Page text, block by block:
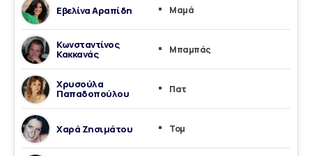
Εβελίνα Αραπίδη Μαμά
Κωνσταντίνος
Κακκανάς Μπαμπάς
Χρυσούλα
Παπαδοπούλου Πατ
Χαρά Ζησιμάτου Τομ